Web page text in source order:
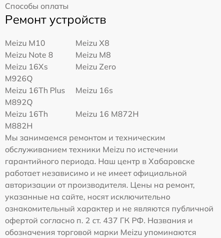
Способы оплаты
Ремонт устройств
Meizu M10
Meizu X8
Meizu Note 8
Meizu M8
Meizu 16Xs
M926Q
Meizu Zero
Meizu 16Th Plus
M892Q
Meizu 16s
Meizu 16Th
M882H
Meizu 16 M872H
Мы занимаемся ремонтом и техническим
обслуживанием техники Meizu по истечении
гарантийного периода. Наш центр в Хабаровске
работает независимо и не имеет официальной
авторизации от производителя. Цены на ремонт,
указанные на сайте, носят исключительно
ознакомительный характер и не являются публичной
офертой согласно п. 2 ст. 437 ГК РФ. Названия и
обозначения торговой марки Meizu упоминаются